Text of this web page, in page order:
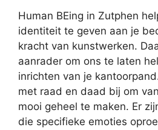
Human BEing in Zutphen
identiteit te geven aan je
kracht van kunstwerken.
aanrader om ons te laten
inrichten van je
met raad en daad bij om
mooi geheel te maken. Er
die specifieke emoties